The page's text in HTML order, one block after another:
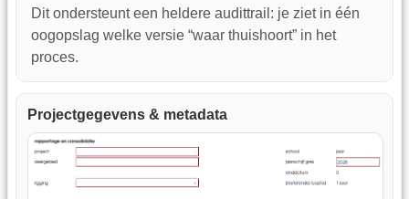
Dit ondersteunt een heldere audittrail: je ziet in één
oogopslag welke versie “waar thuishoort” in het
proces.
Projectgegevens & metadata